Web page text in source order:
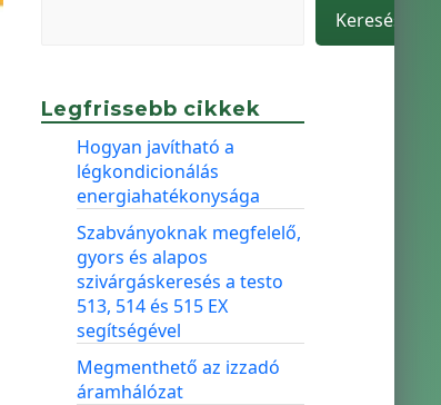
Keresés
Legfrissebb cikkek
Hogyan javítható a
légkondicionálás
energiahatékonysága
Szabványoknak megfelelő,
gyors és alapos
szivárgáskeresés a testo
513, 514 és 515 EX
segítségével
Megmenthető az izzadó
áramhálózat